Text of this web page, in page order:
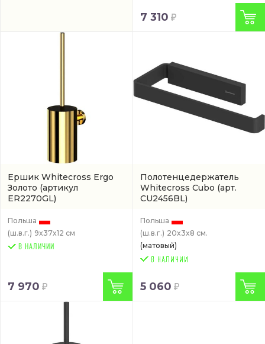
7 310
Ершик Whitecross Ergo
Золото (артикул
ER2270GL)
Польша
(ш.в.г.) 9x37x12 см
В НАЛИЧИИ
7 970
Полотенцедержатель
Whitecross Cubo (арт.
CU2456BL)
Польша
(ш.в.г.) 20x3x8 см.
(матовый)
5 060